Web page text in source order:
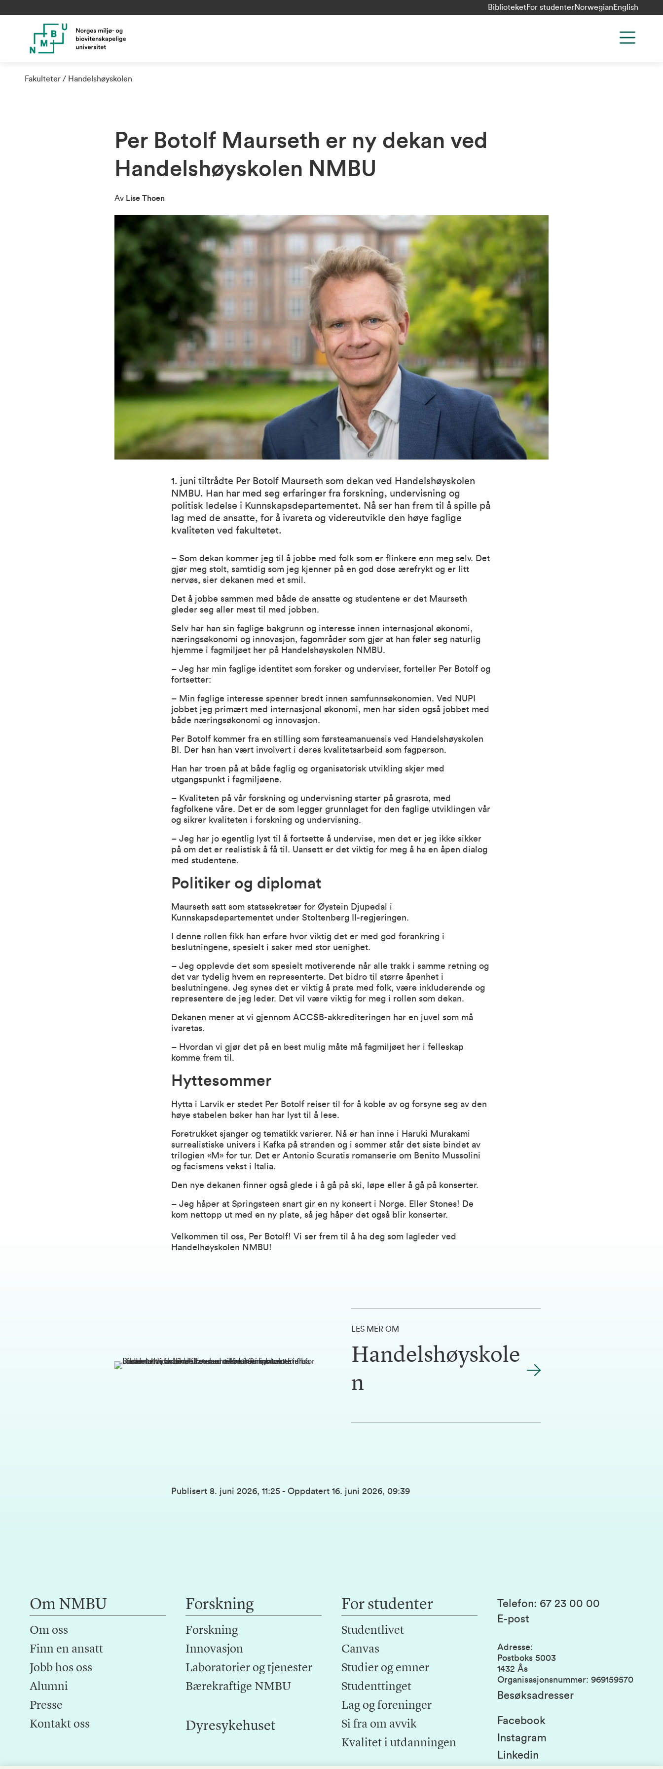
Biblioteket For studenterNorwegian English
Fakulteter Handelshøyskolen
Per Botolf Maurseth er ny dekan ved
Handelshøyskolen NMBU
Av Lise Thoen
1. juni tiltrådte Per Botolf Maurseth som dekan ved Handelshøyskolen
NMBU. Han har med seg erfaringer fra forskning, undervisning og
politisk ledelse i Kunnskapsdepartementet. Nå ser han frem til å spille på
lag med de ansatte, for å ivareta og videreutvikle den høye faglige
kvaliteten ved fakultetet.
– Som dekan kommer jeg til å jobbe med folk som er flinkere enn meg selv. Det
gjør meg stolt, samtidig som jeg kjenner på en god dose ærefrykt og er litt
nervøs, sier dekanen med et smil.
Det å jobbe sammen med både de ansatte og studentene er det Maurseth
gleder seg aller mest til med jobben.
Selv har han sin faglige bakgrunn og interesse innen internasjonal økonomi,
næringsøkonomi og innovasjon, fagområder som gjør at han føler seg naturlig
hjemme i fagmiljøet her på Handelshøyskolen NMBU.
– Jeg har min faglige identitet som forsker og underviser, forteller Per Botolf og
fortsetter:
– Min faglige interesse spenner bredt innen samfunnsøkonomien. Ved NUPI
jobbet jeg primært med internasjonal økonomi, men har siden også jobbet med
både næringsøkonomi og innovasjon.
Per Botolf kommer fra en stilling som førsteamanuensis ved Handelshøyskolen
BI. Der han han vært involvert i deres kvalitetsarbeid som fagperson.
Han har troen på at både faglig og organisatorisk utvikling skjer med
utgangspunkt i fagmiljøene.
– Kvaliteten på vår forskning og undervisning starter på grasrota, med
fagfolkene våre. Det er de som legger grunnlaget for den faglige utviklingen vår
og sikrer kvaliteten i forskning og undervisning.
– Jeg har jo egentlig lyst til å fortsette å undervise, men det er jeg ikke sikker
på om det er realistisk å få til. Uansett er det viktig for meg å ha en åpen dialog
med studentene.
Politiker og diplomat
Maurseth satt som statssekretær for Øystein Djupedal i
Kunnskapsdepartementet under Stoltenberg II-regjeringen.
I denne rollen fikk han erfare hvor viktig det er med god forankring i
beslutningene, spesielt i saker med stor uenighet.
– Jeg opplevde det som spesielt motiverende når alle trakk i samme retning og
det var tydelig hvem en representerte. Det bidro til større åpenhet i
beslutningene. Jeg synes det er viktig å prate med folk, være inkluderende og
representere de jeg leder. Det vil være viktig for meg i rollen som dekan.
Dekanen mener at vi gjennom ACCSB-akkrediteringen har en juvel som må
ivaretas.
– Hvordan vi gjør det på en best mulig måte må fagmiljøet her i felleskap
komme frem til.
Hyttesommer
Hytta i Larvik er stedet Per Botolf reiser til for å koble av og forsyne seg av den
høye stabelen bøker han har lyst til å lese.
Foretrukket sjanger og tematikk varierer. Nå er han inne i Haruki Murakami
surrealistiske univers i Kafka på stranden og i sommer står det siste bindet av
trilogien «M» for tur. Det er Antonio Scuratis romanserie om Benito Mussolini
og facismens vekst i Italia.
Den nye dekanen finner også glede i å gå på ski, løpe eller å gå på konserter.
– Jeg håper at Springsteen snart gir en ny konsert i Norge. Eller Stones! De
kom nettopp ut med en ny plate, så jeg håper det også blir konserter.
Velkommen til oss, Per Botolf! Vi ser frem til å ha deg som lagleder ved
Handelhøyskolen NMBU!
LES MER OM
Handelshøyskole
n
Publisert 8. juni 2026, 11:25 - Oppdatert 16. juni 2026, 09:39
Om NMBU
Om oss
Finn en ansatt
Jobb hos oss
Alumni
Presse
Kontakt oss
Forskning
Forskning
Innovasjon
Laboratorier og tjenester
Bærekraftige NMBU
Dyresykehuset
For studenter
Studentlivet
Canvas
Studier og emner
Studenttinget
Lag og foreninger
Si fra om avvik
Kvalitet i utdanningen
Telefon: 67 23 00 00
E-post
Adresse:
Postboks 5003
1432 Ås
Organisasjonsnummer: 969159570
Besøksadresser
Facebook
Instagram
Linkedin